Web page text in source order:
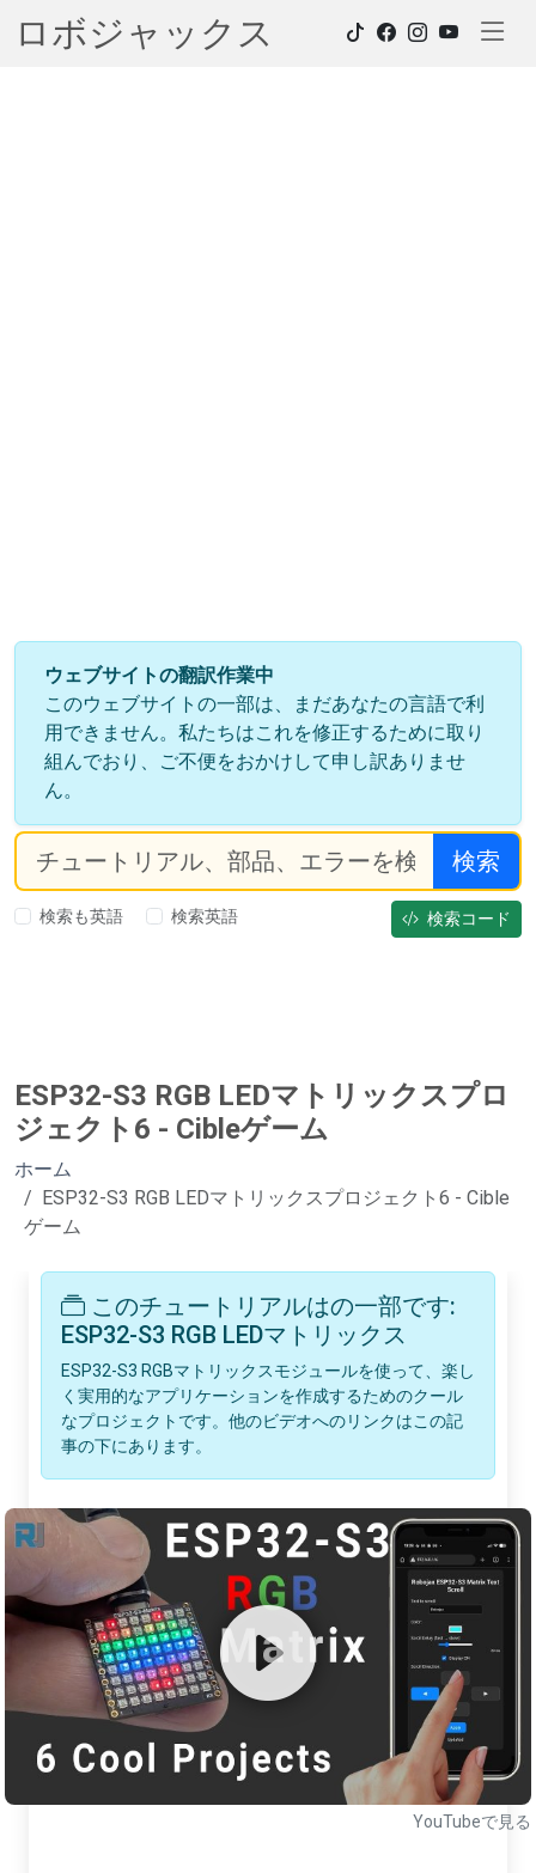
ロボジャックス
ウェブサイトの翻訳作業中
このウェブサイトの一部は、まだあなたの言語で利
用できません。私たちはこれを修正するために取り
組んでおり、ご不便をおかけして申し訳ありませ
ん。
検索
検索も英語 検索英語 検索コード
ESP32-S3 RGB LEDマトリックスプロ
ジェクト6 - Cibleゲーム
ホーム
ESP32-S3 RGB LEDマトリックスプロジェクト6 - Cible
ゲーム
このチュートリアルはの一部です:
ESP32-S3 RGB LEDマトリックス
ESP32-S3 RGBマトリックスモジュールを使って、楽し
く実用的なアプリケーションを作成するためのクール
なプロジェクトです。他のビデオへのリンクはこの記
事の下にあります。
YouTubeで見る